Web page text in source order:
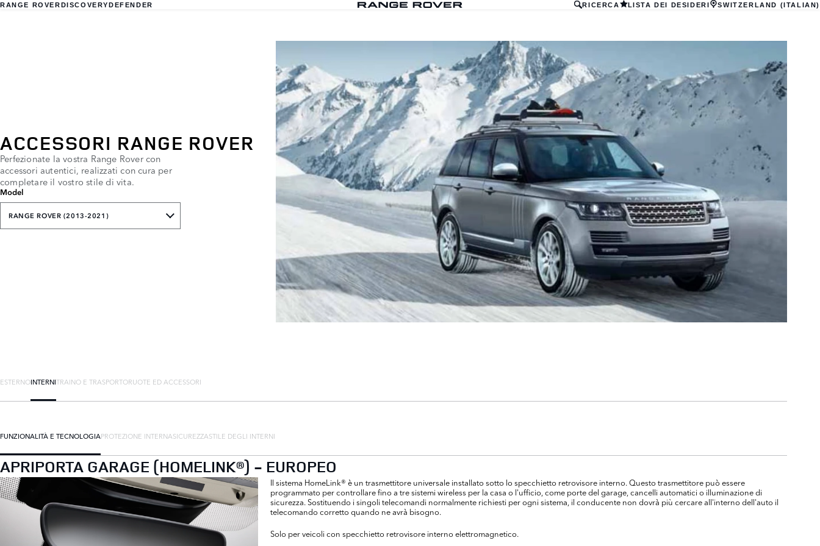
RANGE ROVERDISCOVERYDEFENDER RICERCA LISTA DEI DESIDERI SWITZERLAND (ITALIAN)
ACCESSORI RANGE ROVER
Perfezionate la vostra Range Rover con
accessori autentici, realizzati con cura per
completare il vostro stile di vita.
Model
RANGE ROVER (2013-2021)
ESTERNOINTERNITRAINO E TRASPORTORUOTE ED ACCESSORI
FUNZIONALITÀ E TECNOLOGIAPROTEZIONE INTERNASICUREZZASTILE DEGLI INTERNI
APRIPORTA GARAGE (HOMELINK®) - EUROPEO
Il sistema HomeLink® è un trasmettitore universale installato sotto lo specchietto retrovisore interno. Questo trasmettitore può essere
programmato per controllare fino a tre sistemi wireless per la casa o l'ufficio, come porte del garage, cancelli automatici o illuminazione di
sicurezza. Sostituendo i singoli telecomandi normalmente richiesti per ogni sistema, il conducente non dovrà più cercare all'interno dell'auto il
telecomando corretto quando ne avrà bisogno.
Solo per veicoli con specchietto retrovisore interno elettromagnetico.